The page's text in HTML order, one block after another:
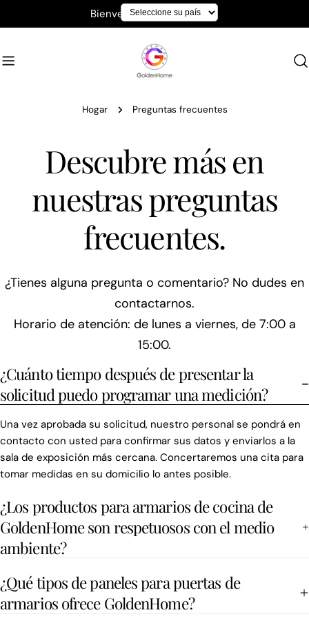
al
Bienvenido a GoldenHome
Hogar Preguntas frecuentes
Descubre más en
nuestras preguntas
frecuentes.
¿Tienes alguna pregunta o comentario? No dudes en
contactarnos.
Horario de atención: de lunes a viernes, de 7:00 a
15:00.
¿Cuánto tiempo después de presentar la
solicitud puedo programar una medición?
Una vez aprobada su solicitud, nuestro personal se pondrá en
contacto con usted para confirmar sus datos y enviarlos a la
sala de exposición más cercana. Concertaremos una cita para
tomar medidas en su domicilio lo antes posible.
¿Los productos para armarios de cocina de
GoldenHome son respetuosos con el medio
ambiente?
¿Qué tipos de paneles para puertas de
armarios ofrece GoldenHome?